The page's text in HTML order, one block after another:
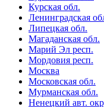
Курская обл.
Ленинградская
Липецкая обл.
Магаданская обл.
Марий Эл респ.
Мордовия респ.
Москва
Московская обл.
Мурманская обл.
Ненецкий авт.